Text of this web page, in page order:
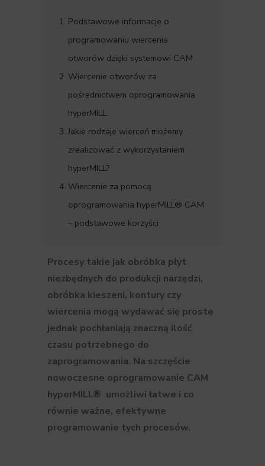
Podstawowe informacje o
programowaniu wiercenia
otworów dzięki systemowi CAM
Wiercenie otworów za
pośrednictwem oprogramowania
hyperMILL
Jakie rodzaje wierceń możemy
zrealizować z wykorzystaniem
hyperMILL?
Wiercenie za pomocą
oprogramowania hyperMILL® CAM
– podstawowe korzyści
Procesy takie jak obróbka płyt
niezbędnych do produkcji narzędzi,
obróbka kieszeni, kontury czy
wiercenia mogą wydawać się proste
jednak pochłaniają znaczną ilość
czasu potrzebnego do
zaprogramowania. Na szczęście
nowoczesne oprogramowanie CAM
hyperMILL® umożliwi łatwe i co
równie ważne, efektywne
programowanie tych procesów.